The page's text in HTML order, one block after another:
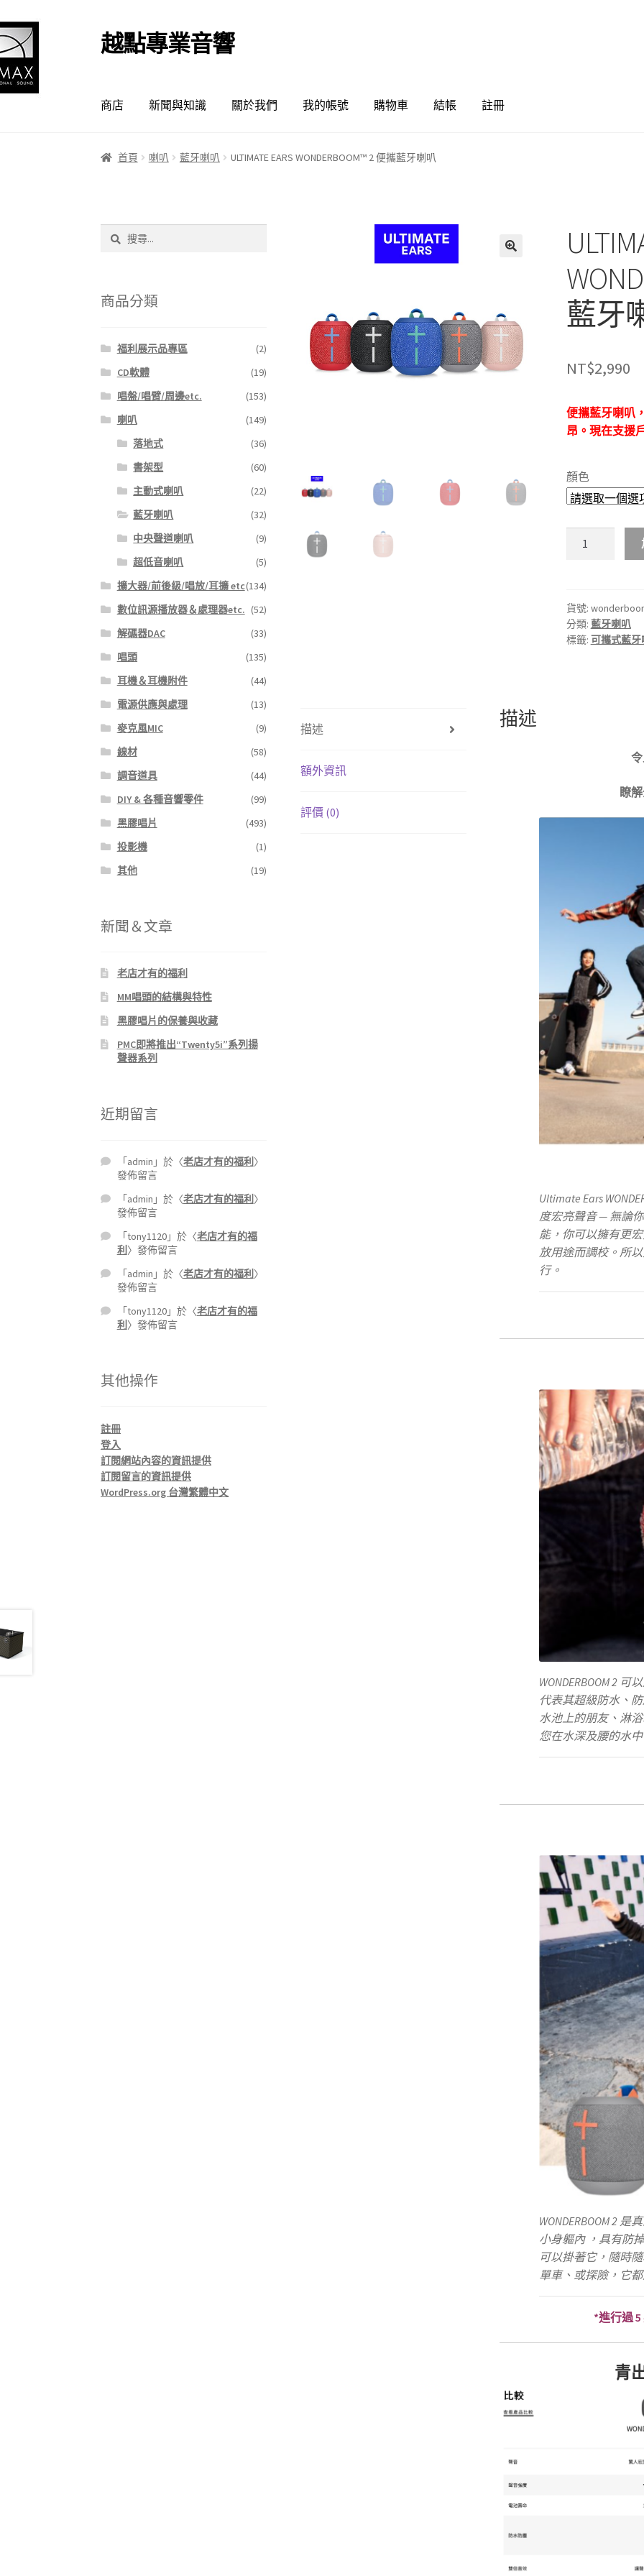
跳
至
列
跳
至
內
越點專業音響
商店 新聞與知識 關於我們 我的帳號 購物車 結帳 註冊
首頁 喇叭 藍牙喇叭 ULTIMATE EARS WONDER­BOOM™ 2 便攜藍牙喇叭
藍牙
NT$2,990
便攜藍牙喇叭
昂。現在支援
顏色
2
便
攜
貨號:
分類: 藍牙喇叭
標籤: 可攜式藍牙
描述
額外資訊
評價 (0)
描述
瞭
Ultimate Ears
度宏亮聲音 — 無論
能，你可以擁有更
放用途而調校。所
行。
WONDERBOOM 2
代表其超級防水、
水池上的朋友、淋
您在水深及腰的水
WONDERBOOM 2
小身軀內 ，具有防
可以掛著它，隨時
單車、或探險，它
*進行過
青
字:
商品分類
福利展示品專區
(2)
CD軟體
(19)
唱盤/唱臂/周邊etc.
(153)
喇叭
(149)
落地式
(36)
書架型
(60)
主動式喇叭
(22)
藍牙喇叭
(32)
中央聲道喇叭
(9)
超低音喇叭
(5)
擴大器/前後級/唱放/耳擴 etc(134)
數位訊源播放器＆處理器etc. (52)
解碼器DAC
(33)
唱頭
(135)
耳機＆耳機附件
(44)
電源供應與處理
(13)
麥克風MIC
(9)
線材
(58)
調音道具
(44)
DIY & 各種音響零件
(99)
黑膠唱片
(493)
投影機
(1)
其他
(19)
新聞＆文章
老店才有的福利
MM唱頭的結構與特性
黑膠唱片的保養與收藏
PMC即將推出“Twenty5i”系列揚
聲器系列
近期留言
「admin 」於〈老店才有的福利 〉
發佈留言
「admin 」於〈老店才有的福利 〉
發佈留言
「tony1120」於〈老店才有的福
利 〉發佈留言
「admin 」於〈老店才有的福利 〉
發佈留言
「tony1120」於〈老店才有的福
利 〉發佈留言
其他操作
註冊
登入
訂閱網站內容的資訊提供
訂閱留言的資訊提供
WordPress.org 台灣繁體中文